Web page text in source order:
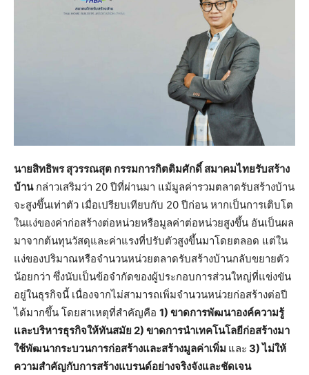
นายสิทธิพร สุวรรณสุต กรรมการกิตติมศักดิ์ สมาคมไทยรับสร้าง
บ้านกล่าวเสริมว่า 20 ปีที่ผ่านมา แม้มูลค่ารวมตลาดรับสร้างบ้าน
จะสูงขึ้นเท่าตัว เมื่อเปรียบเทียบกับ 20 ปีก่อน หากเป็นการเติบโต
ในแง่ของค่าก่อสร้างต่อหน่วยหรือมูลค่าต่อหน่วยสูงขึ้น อันเป็นผล
มาจากต้นทุนวัสดุและค่าแรงที่ปรับตัวสูงขึ้นมาโดยตลอด แต่ใน
แง่ของปริมาณหรือจำนวนหน่วยตลาดรับสร้างบ้านกลับขยายตัว
น้อยกว่า ซึ่งนับเป็นข้อจำกัดของผู้ประกอบการส่วนใหญ่ที่แข่งขัน
อยู่ในธุรกิจนี้ เนื่องจากไม่สามารถเพิ่มจำนวนหน่วยก่อสร้างต่อปี
ได้มากขึ้น โดยสาเหตุที่สำคัญคือ 1) ขาดการพัฒนาองค์ความรู้
และบริหารธุรกิจให้ทันสมัย 2) ขาดการนำเทคโนโลยีก่อสร้างมา
ใช้พัฒนากระบวนการก่อสร้างและสร้างมูลค่าเพิ่ม และ 3) ไม่ให้
ความสำคัญกับการสร้างแบรนด์อย่างจริงจังและชัดเจน